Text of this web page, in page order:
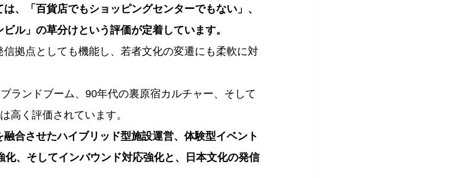
、「百貨店でもショッピングセンターでもない」、
ル」の草分けという評価が定着しています。
拠点としても機能し、若者文化の変遷にも柔軟に対
ランドブーム、90年代の裏原宿カルチャー、そして
高く評価されています。
合させたハイブリッド型施設運営、体験型イベント
、そしてインバウンド対応強化と、日本文化の発信